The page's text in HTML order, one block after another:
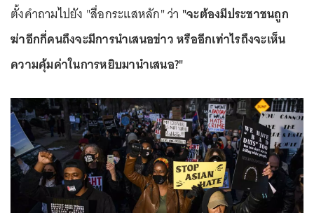
ตั้งคำถามไปยัง "สื่อกระแสหลัก" ว่า "จะต้องมีประชาชนถูก
ฆ่าอีกกี่คนถึงจะมีการนำเสนอข่าว หรืออีกเท่าไรถึงจะเห็น
ความคุ้มค่าในการหยิบมานำเสนอ?"